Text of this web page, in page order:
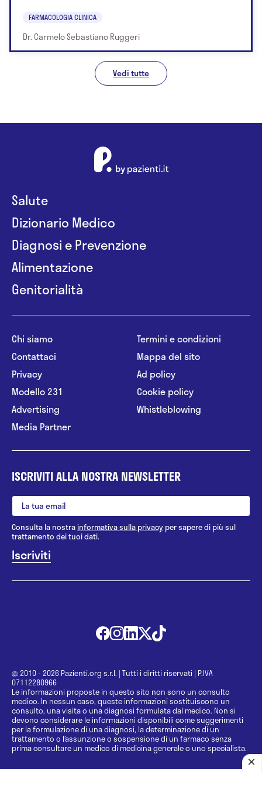
FARMACOLOGIA CLINICA
Dr. Carmelo Sebastiano Ruggeri
Vedi tutte
Salute
Dizionario Medico
Diagnosi e Prevenzione
Alimentazione
Genitorialità
Chi siamo
Contattaci
Privacy
Modello 231
Advertising
Media Partner
Termini e condizioni
Mappa del sito
Ad policy
Cookie policy
Whistleblowing
ISCRIVITI ALLA NOSTRA NEWSLETTER
Consulta la nostrainformativa sulla privacy per sapere di più sul
trattamento dei tuoi dati.
@ 2010 - 2026 Pazienti.org s.r.l. | Tutti i diritti riservati | P.IVA
07112280966
Le informazioni proposte in questo sito non sono un consulto
medico. In nessun caso, queste informazioni sostituiscono un
consulto, una visita o una diagnosi formulata dal medico. Non si
devono considerare le informazioni disponibili come suggerimenti
per la formulazione di una diagnosi, la determinazione di un
trattamento o l’assunzione o sospensione di un farmaco senza
prima consultare un medico di medicina generale o uno specialista.